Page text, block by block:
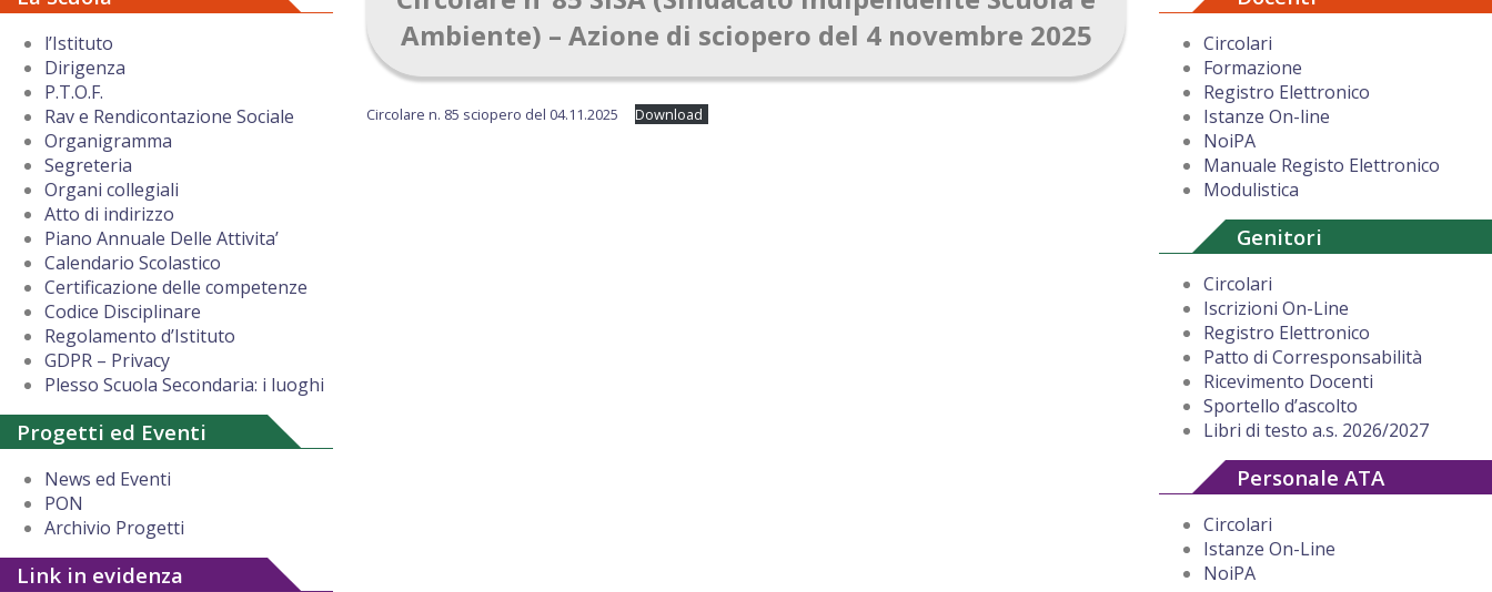
QUANDO IMPARARE DIVENTA UN’AVVENTURA
AUGURI DI BUON NATALE DAL DIRIGENTE
l’Istituto
Dirigenza
P.T.O.F.
Rav e Rendicontazione Sociale
Organigramma
Segreteria
Organi collegiali
Atto di indirizzo
Piano Annuale Delle Attivita’
Calendario Scolastico
Certificazione delle competenze
Codice Disciplinare
Regolamento d’Istituto
GDPR – Privacy
Plesso Scuola Secondaria: i luoghi
Progetti ed Eventi
News ed Eventi
PON
Archivio Progetti
Link in evidenza
Ambiente) – Azione di sciopero del 4 novembre 2025
Circolare n. 85 sciopero del 04.11.2025 Download
Circolari
Formazione
Registro Elettronico
Istanze On-line
NoiPA
Manuale Registo Elettronico
Modulistica
Genitori
Circolari
Iscrizioni On-Line
Registro Elettronico
Patto di Corresponsabilità
Ricevimento Docenti
Sportello d’ascolto
Libri di testo a.s. 2026/2027
Personale ATA
Circolari
Istanze On-Line
NoiPA